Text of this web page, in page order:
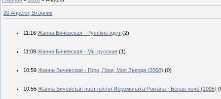
20 Апреля, Вторник
11:16 Жанна Бичевская - Русские идут (2)
11:09 Жанна Бичевская - Мы русские (1)
10:59 Жанна Бичевская - Гори, Гори, Моя Звезда (2008) (0)
10:55 Жанна Бичевская поет песни Иеромонаха Романа - Белая ночь (2005)